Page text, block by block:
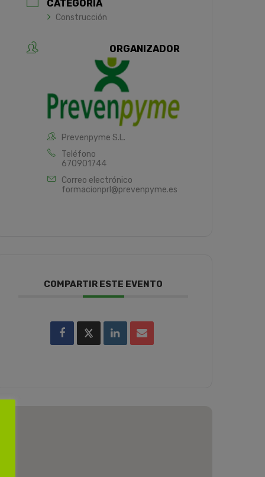
CATEGORÍA
Construcción
ORGANIZADOR
Prevenpyme S.L.
Teléfono
670901744
Correo electrónico
formacionprl@prevenpyme.es
COMPARTIR ESTE EVENTO